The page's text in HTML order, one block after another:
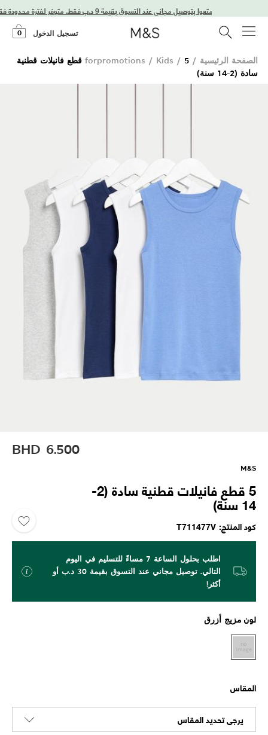
تسجيل الدخول 0
الصفحة الرئيسية /
forpromotions / Kids /
5 قطع فانيلات قطنية
سادة (2-14 سنة)
BHD 6.500
M&S
5 قطع فانيلات قطنية سادة (2-
14 سنة)
كود المنتج T711477V
اطلب بحلول الساعة 7 مساءً للتسليم في اليوم
التالي. توصيل مجاني عند التسوق بقيمة 30 د.ب أو
أكثر!
لون مزيج أزرق
المقاس
يرجى تحديد المقاس